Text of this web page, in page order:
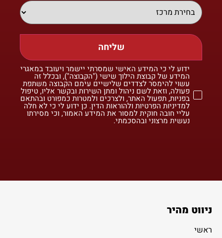
שליחה
ידוע לי כי המידע האישי שמסרתי יישמר ויעובד במאגרי
המידע של קבוצת הילוך שישי ("הקבוצה"), ובכלל זה
עשוי להימסר לצדדים שלישיים עימם הקבוצה משתפת
פעולה, וזאת לשם ניהול ומתן השירות ובקשר אליו, טיפול
בפניות, תפעול האתר, ולצרכים ולמטרות כמפורט ובהתאם
למדיניות הפרטיות ולהוראות הדין. כן ידוע לי כי לא חלה
עליי חובה חוקית למסור את המידע האמור, וכי מסירתו
נעשית מרצוני ובהסכמתי.
ניווט מהיר
ראשי